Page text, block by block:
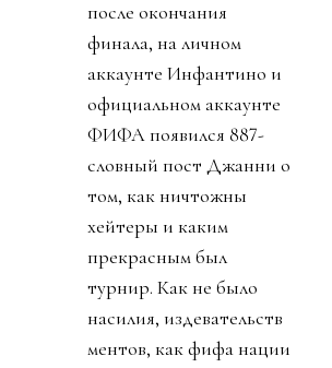
после окончания
финала, на личном
аккаунте Инфантино и
официальном аккаунте
ФИФА появился 887-
словный пост Джанни о
том, как ничтожны
хейтеры и каким
прекрасным был
турнир. Как не было
насилия, издевательств
ментов, как фифа нации